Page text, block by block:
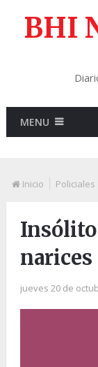
BHI
MENU
Inicio Policiales
jueves 20 de